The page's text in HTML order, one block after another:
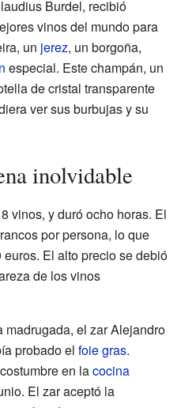
Burdel, recibió
vinos del mundo para
un jerez, un borgoña,
especial. Este champán, un
de cristal transparente
ver sus burbujas y su
inolvidable
vinos, y duró ocho horas. El
por persona, lo que
El alto precio se debió
de los vinos
madrugada, el zar Alejandro
probado el foie gras.
en lacocina
El zar aceptó la